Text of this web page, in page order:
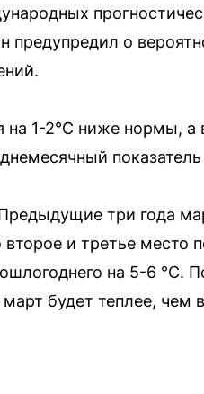
предупредил о
1-2°C ниже нормы, а
три года
и третье место
на 5-6 °С.
будет теплее, чем